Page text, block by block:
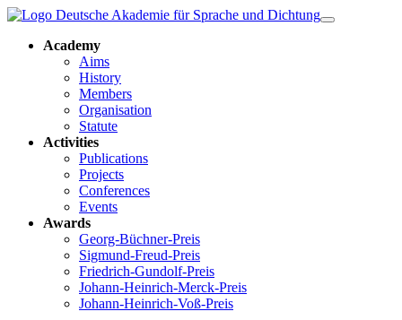
Academy
Aims
History
Members
Organisation
Statute
Activities
Publications
Projects
Conferences
Events
Awards
Georg-Büchner-Preis
Sigmund-Freud-Preis
Friedrich-Gundolf-Preis
Johann-Heinrich-Merck-Preis
Johann-Heinrich-Voß-Preis